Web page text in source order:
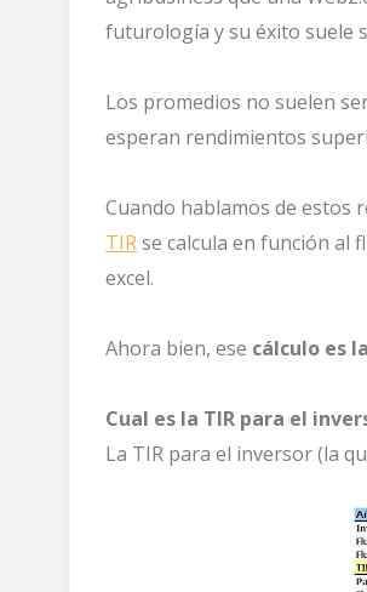
futurología y su éxito suele
Los promedios no suelen
esperan rendimientos
Cuando hablamos de estos
TIRse calcula en función al
excel.
Ahora bien, ese cálculo es
Cual es la TIR para el
La TIR para el inversor (la